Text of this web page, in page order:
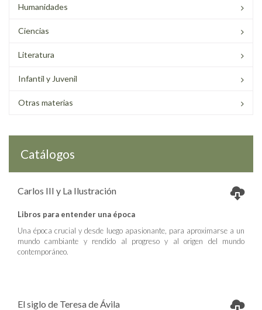
Humanidades
Ciencias
Literatura
Infantil y Juvenil
Otras materias
Catálogos
Carlos III y La Ilustración
Libros para entender una época
Una época crucial y desde luego apasionante, para aproximarse a un
mundo cambiante y rendido al progreso y al origen del mundo
contemporáneo.
El siglo de Teresa de Ávila